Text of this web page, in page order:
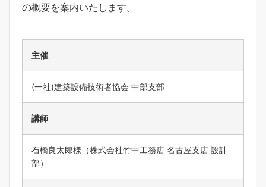
の概要を案内いたします。
主催
(一社)建築設備技術者協会 中部支部
講師
石橋良太郎様（株式会社竹中工務店 名古屋支店 設計
部）